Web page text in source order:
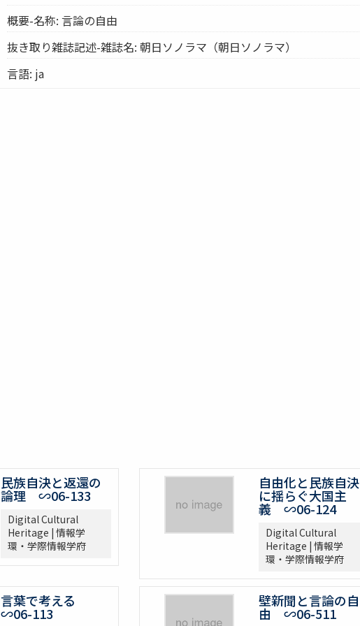
概要-名称: 言論の自由
抜き取り雑誌記述-雑誌名: 朝日ソノラマ（朝日ソノラマ）
言語: ja
民族自決と返還の
論理 ∽06-133
Digital Cultural
Heritage | 情報学
環・学際情報学府
自由化と民族自決
に揺らぐ大国主
義 ∽06-124
Digital Cultural
Heritage | 情報学
環・学際情報学府
言葉で考える
∽06-113
壁新聞と言論の自
由 ∽06-511